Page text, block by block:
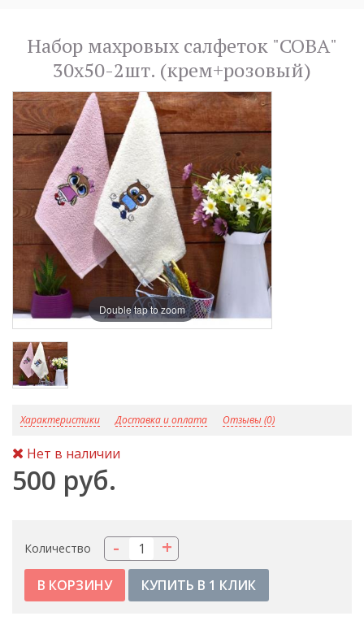
Набор махровых салфеток "СОВА"
30х50-2шт. (крем+розовый)
Double tap to zoom
Характеристики Доставка и оплата Отзывы (0)
Нет в наличии
500 руб.
Количество +
-
КУПИТЬ В 1 КЛИК